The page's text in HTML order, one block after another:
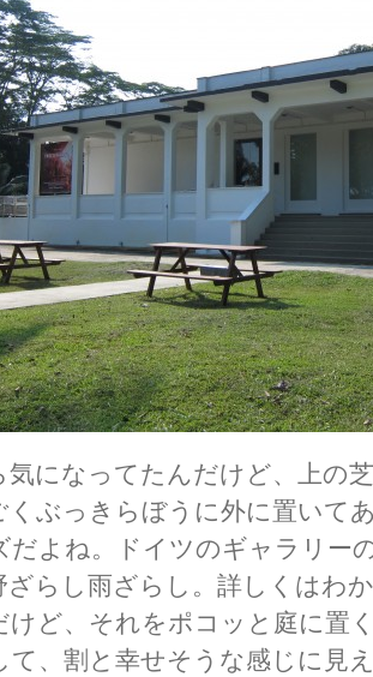
になってたんだけど、上の
くぶっきらぼうに外に置いて
だよね。ドイツのギャラリー
ざらし雨ざらし。詳しくはわ
けど、それをポコッと庭に置
て、割と幸せそうな感じに見